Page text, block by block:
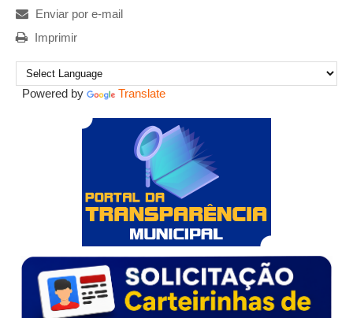
Enviar por e-mail
Imprimir
Powered by Translate